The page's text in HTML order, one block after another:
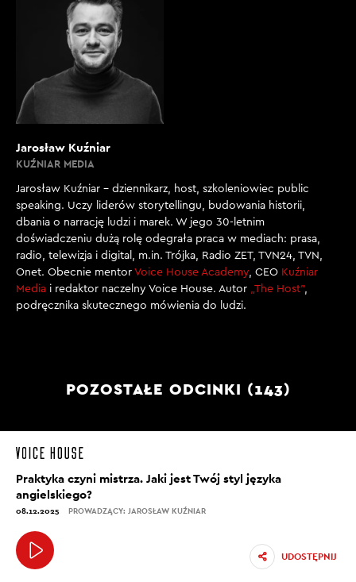
Jarosław Kuźniar
KUŹNIAR MEDIA
Jarosław Kuźniar – dziennikarz, host, szkoleniowiec public
speaking. Uczy liderów storytellingu, budowania historii,
dbania o narrację ludzi i marek. W jego 30-letnim
doświadczeniu dużą rolę odegrała praca w mediach: prasa,
radio, telewizja i digital, m.in. Trójka, Radio ZET, TVN24, TVN,
Onet. Obecnie mentor Voice House Academy, CEO Kuźniar
Media i redaktor naczelny Voice House. Autor „The Host”,
podręcznika skutecznego mówienia do ludzi.
POZOSTAŁE ODCINKI (143)
Praktyka czyni mistrza. Jaki jest Twój styl języka
angielskiego?
08.12.2025 PROWADZĄCY: JAROSŁAW KUŹNIAR
UDOSTĘPNIJ